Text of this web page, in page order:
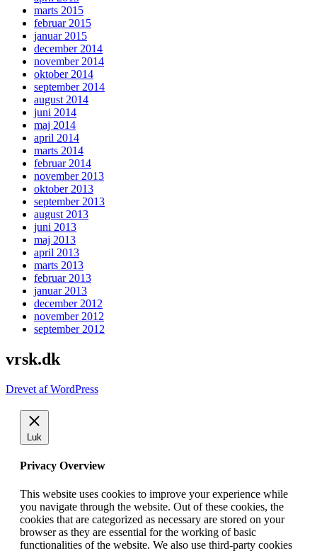
marts 2015
februar 2015
januar 2015
december 2014
november 2014
oktober 2014
september 2014
august 2014
juni 2014
maj 2014
april 2014
marts 2014
februar 2014
november 2013
oktober 2013
september 2013
august 2013
juni 2013
maj 2013
april 2013
marts 2013
februar 2013
januar 2013
december 2012
november 2012
september 2012
vrsk.dk
Drevet af WordPress
Luk
Privacy Overview
This website uses cookies to improve your experience while
you navigate through the website. Out of these cookies, the
cookies that are categorized as necessary are stored on your
browser as they are essential for the working of basic
functionalities of the website. We also use third-party cookies